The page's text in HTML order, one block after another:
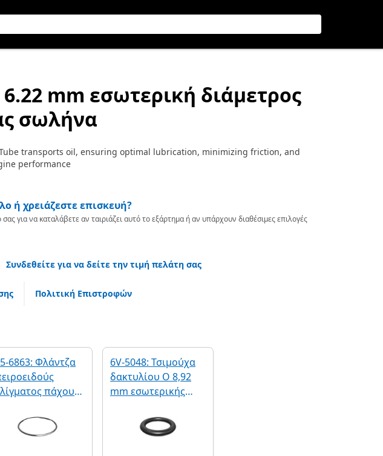
6.22 mm εσωτερική διάμετρος
σωλήνα
transports oil, ensuring optimal lubrication, minimizing friction, and
performance
ή χρειάζεστε επισκευή?
για να καταλάβετε αν ταιριάζει αυτό το εξάρτημα ή αν υπάρχουν διαθέσιμες επιλογές
Συνδεθείτε για να δείτε την τιμή πελάτη σας
Πολιτική Επιστροφών
6863: Φλάντζα
πάχους
6V-5048: Τσιμούχα
δακτυλίου O 8,92
mm εσωτερικής